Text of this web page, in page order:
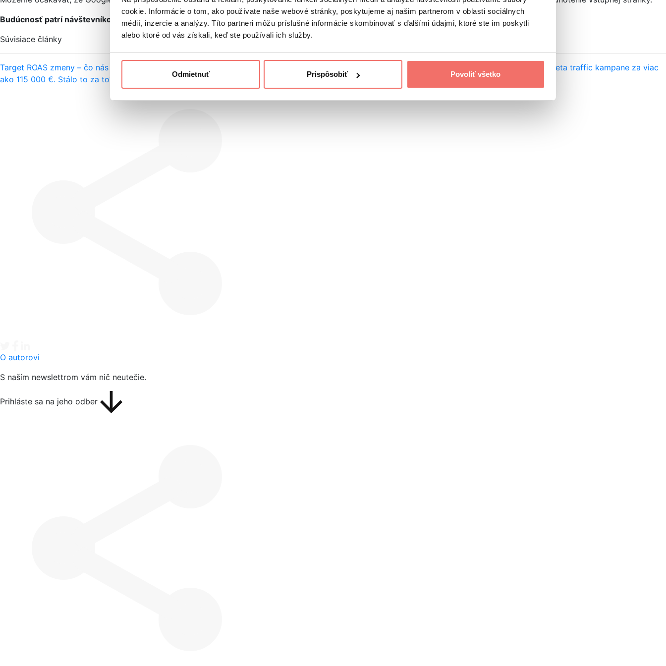
cookie. Informácie o tom, ako používate naše webové stránky, poskytujeme aj našim partnerom v oblasti sociálnych
médií, inzercie a analýzy. Títo partneri môžu príslušné informácie skombinovať s ďalšími údajmi, ktoré ste im poskytli
alebo ktoré od vás získali, keď ste používali ich služby.
Odmietnuť Prispôsobiť Povoliť všetko
Budúcnosť patrí návštevníkom z mobilných zariadení, ako sú smartfóny, tablety a novinky, ktoré prídu na trh, nebojme sa ich.
Súvisiace články
Target ROAS zmeny – čo nás čaká v Google Ads od druhej polovice augusta
Analyzovali sme Meta traffic kampane za viac
ako 115 000 €. Stálo to za to?
O autorovi
S naším newslettrom vám nič neutečie.
Prihláste sa na jeho odber